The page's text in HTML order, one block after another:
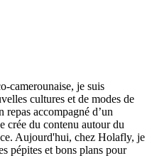
camerounaise, je suis
cultures et de modes de
accompagné d’un
crée du contenu autour du
Aujourd'hui, chez Holafly, je
pépites et bons plans pour